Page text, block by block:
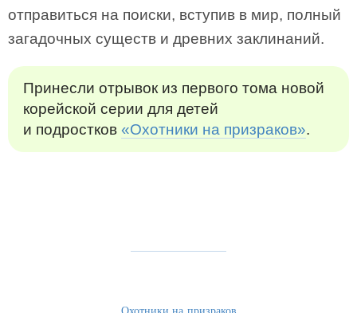
отправиться на поиски, вступив в мир, полный
загадочных существ и древних заклинаний.
Принесли отрывок из первого тома новой
корейской серии для детей
и подростков «Охотники на призраков».